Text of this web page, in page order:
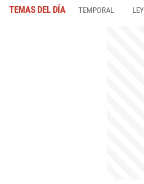
TEMAS DEL DÍA TEMPORAL